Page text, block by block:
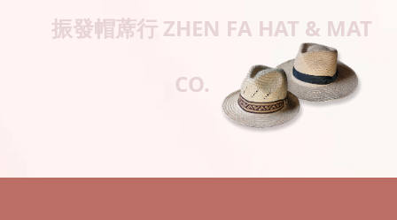
振發帽蓆行 ZHEN FA HAT & MAT
CO.